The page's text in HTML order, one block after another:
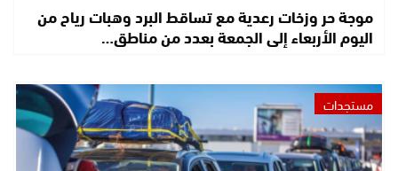
موجة حر وزخات رعدية مع تساقط البرد وهبات رياح من
اليوم الأربعاء إلى الجمعة بعدد من مناطق…
مستجدات